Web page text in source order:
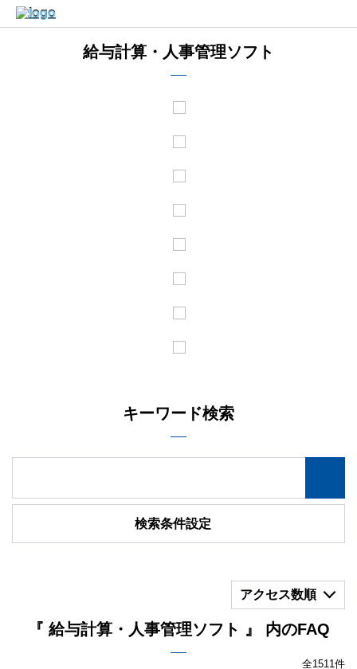
給与計算・人事管理ソフト
キーワード検索
検索条件設定
アクセス数順
『 給与計算・人事管理ソフト 』 内のFAQ
全1511件